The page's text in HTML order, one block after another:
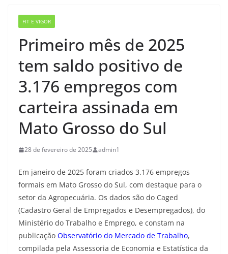
FIT E VIGOR
Primeiro mês de 2025
tem saldo positivo de
3.176 empregos com
carteira assinada em
Mato Grosso do Sul
28 de fevereiro de 2025 admin1
Em janeiro de 2025 foram criados 3.176 empregos
formais em Mato Grosso do Sul, com destaque para o
setor da Agropecuária. Os dados são do Caged
(Cadastro Geral de Empregados e Desempregados), do
Ministério do Trabalho e Emprego, e constam na
publicação Observatório do Mercado de Trabalho,
compilada pela Assessoria de Economia e Estatística da